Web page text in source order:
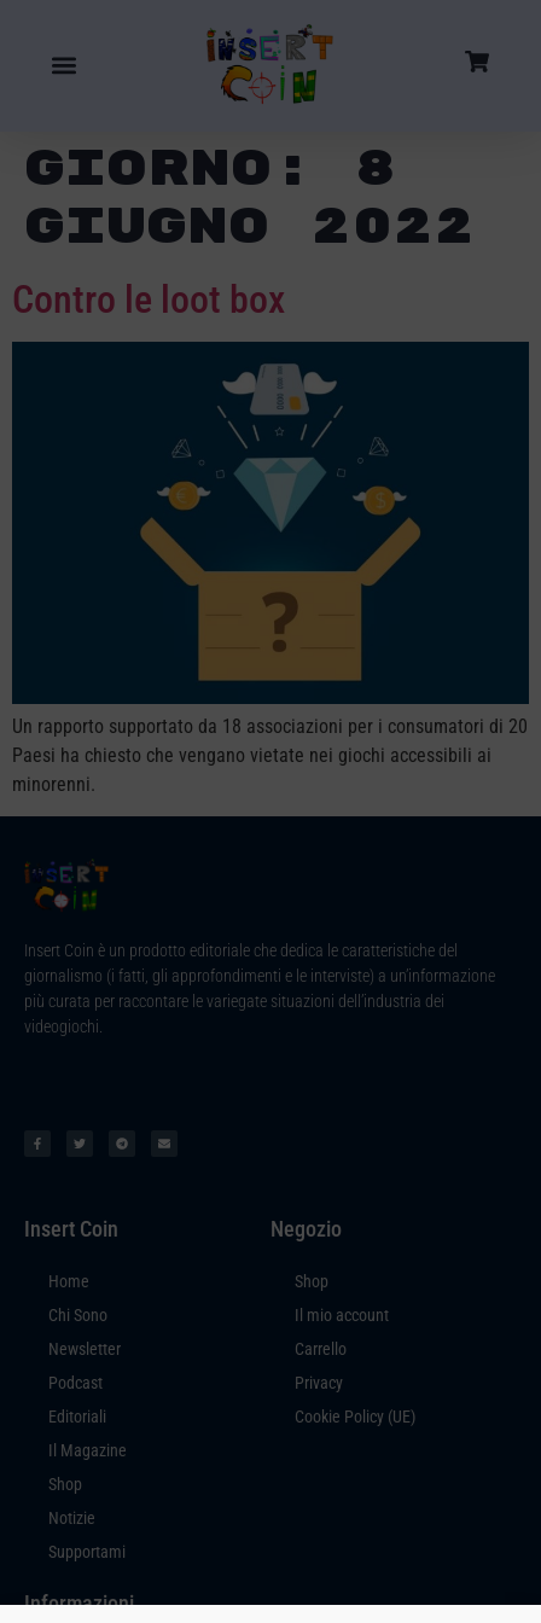
Giorno: 8
Giugno 2022
Contro le loot box
Un rapporto supportato da 18 associazioni per i consumatori di 20
Paesi ha chiesto che vengano vietate nei giochi accessibili ai
minorenni.
Insert Coin è un prodotto editoriale che dedica le caratteristiche del
giornalismo (i fatti, gli approfondimenti e le interviste) a un’informazione
più curata per raccontare le variegate situazioni dell’industria dei
videogiochi.
Insert Coin
Home
Chi Sono
Newsletter
Podcast
Editoriali
Il Magazine
Shop
Notizie
Supportami
Negozio
Shop
Il mio account
Carrello
Privacy
Cookie Policy (UE)
Informazioni